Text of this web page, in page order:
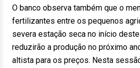
O banco observa também que o
fertilizantes entre os pequenos
severa estação seca no início
reduzirão a produção no próximo
altista para os preços. Nesta